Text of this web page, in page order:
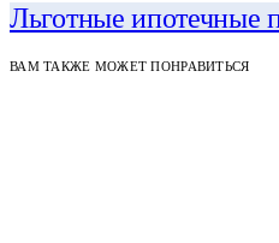
Льготные ипотечные
ВАМ ТАКЖЕ МОЖЕТ ПОНРАВИТЬСЯ